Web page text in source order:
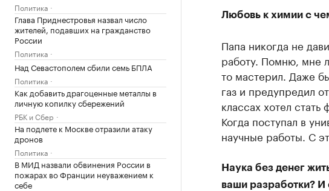
Политика
Глава Приднестровья назвал число
жителей, подавших на гражданство
России
Политика
Над Севастополем сбили семь БПЛА
Политика
Как добавить драгоценные металлы в
личную копилку сбережений
РБК и Сбер
На подлете к Москве отразили атаку
дронов
Политика
В МИД назвали обвинения России в
пожарах во Франции неуважением к
себе
Любовь к химии с
Папа никогда не
работу. Помню, мне
то мастерил. Даже
газ и предупредил
классах хотел
Когда поступал в
научные работы. С
Наука без денег
ваши разработки? И